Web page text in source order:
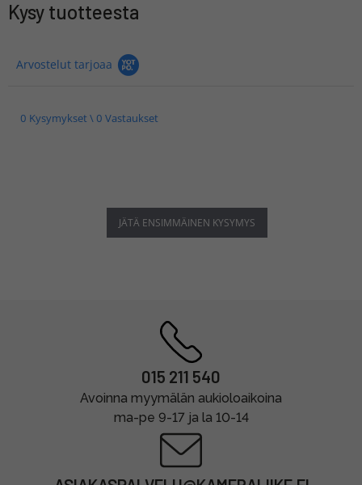
Kysy tuotteesta
Arvostelut tarjoaa
0 Kysymykset \ 0 Vastaukset
JÄTÄ ENSIMMÄINEN KYSYMYS
015 211 540
Avoinna myymälän aukioloaikoina
ma-pe 9-17 ja la 10-14